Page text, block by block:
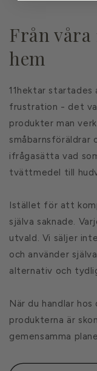
Från
hem
11hektar startades
frustration - det
produkter man
småbarnsföräldrar
ifrågasätta vad
tvättmedel till
Istället för att
själva saknade.
utvald. Vi säljer
och använder
alternativ och
När du handlar
produkterna är
gemensamma